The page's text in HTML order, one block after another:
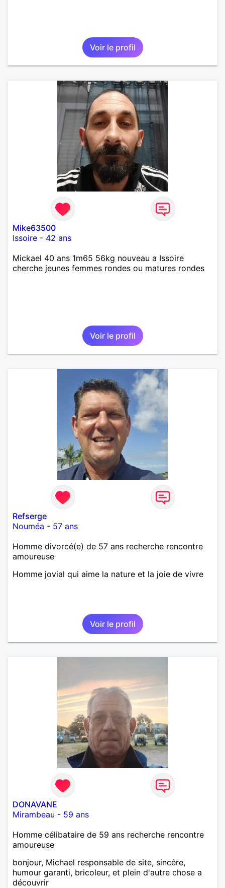
Voir le profil
Mike63500
Issoire - 42 ans
Mickael 40 ans 1m65 56kg nouveau a Issoire
cherche jeunes femmes rondes ou matures rondes
Voir le profil
Refserge
Nouméa - 57 ans
Homme divorcé(e) de 57 ans recherche rencontre
amoureuse
Homme jovial qui aime la nature et la joie de vivre
Voir le profil
DONAVANE
Mirambeau - 59 ans
Homme célibataire de 59 ans recherche rencontre
amoureuse
bonjour, Michael responsable de site, sincère,
humour garanti, bricoleur, et plein d'autre chose a
découvrir